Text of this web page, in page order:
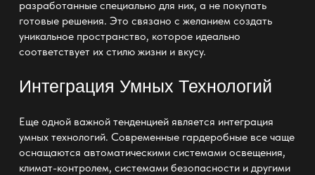
разработанные специально для них, а не покупать
готовые решения. Это связано с желанием создать
уникальное пространство, которое идеально
соответствует их стилю жизни и вкусу.
Интеграция Умных Технологий
Еще одной важной тенденцией является интеграция
умных технологий. Современные гардеробныевсе чаще
оснащаются автоматическими системами освещения,
климат-контролем, системами безопасности и другими